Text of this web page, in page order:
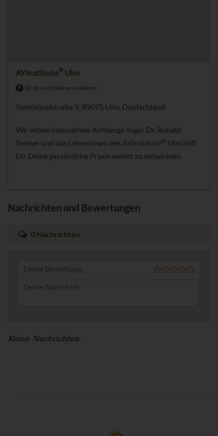
AYInstitute® Ulm
Dr. Ronald Steiner & weitere
Steinhövelstraße 9, 89075 Ulm, Deutschland
Wir lieben innovatives Ashtanga Yoga! Dr. Ronald
Steiner und das Lehrerteam des AYInstitute® Ulm hilft
Dir Deine persönliche Praxis weiter zu entwickeln.
Nachrichten und Bewertungen
0 Nachrichten
Deine Bewertung:
Keine Nachrichten.